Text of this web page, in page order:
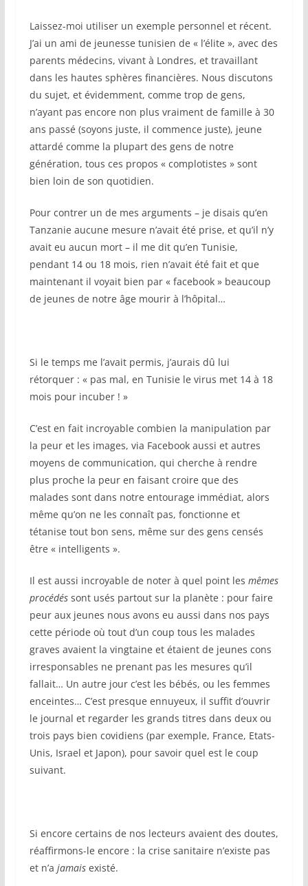
Laissez-moi utiliser un exemple personnel et récent.
J’ai un ami de jeunesse tunisien de « l’élite », avec des
parents médecins, vivant à Londres, et travaillant
dans les hautes sphères financières. Nous discutons
du sujet, et évidemment, comme trop de gens,
n’ayant pas encore non plus vraiment de famille à 30
ans passé (soyons juste, il commence juste), jeune
attardé comme la plupart des gens de notre
génération, tous ces propos « complotistes » sont
bien loin de son quotidien.
Pour contrer un de mes arguments – je disais qu’en
Tanzanie aucune mesure n’avait été prise, et qu’il n’y
avait eu aucun mort – il me dit qu’en Tunisie,
pendant 14 ou 18 mois, rien n’avait été fait et que
maintenant il voyait bien par « facebook » beaucoup
de jeunes de notre âge mourir à l’hôpital…
Si le temps me l’avait permis, j’aurais dû lui
rétorquer : « pas mal, en Tunisie le virus met 14 à 18
mois pour incuber ! »
C’est en fait incroyable combien la manipulation par
la peur et les images, via Facebook aussi et autres
moyens de communication, qui cherche à rendre
plus proche la peur en faisant croire que des
malades sont dans notre entourage immédiat, alors
même qu’on ne les connaît pas, fonctionne et
tétanise tout bon sens, même sur des gens censés
être « intelligents ».
Il est aussi incroyable de noter à quel point les mêmes
procédéssont usés partout sur la planète : pour faire
peur aux jeunes nous avons eu aussi dans nos pays
cette période où tout d’un coup tous les malades
graves avaient la vingtaine et étaient de jeunes cons
irresponsables ne prenant pas les mesures qu’il
fallait… Un autre jour c’est les bébés, ou les femmes
enceintes… C’est presque ennuyeux, il suffit d’ouvrir
le journal et regarder les grands titres dans deux ou
trois pays bien covidiens (par exemple, France, Etats-
Unis, Israel et Japon), pour savoir quel est le coup
suivant.
Si encore certains de nos lecteurs avaient des doutes,
réaffirmons-le encore : la crise sanitaire n’existe pas
et n’a jamais existé.